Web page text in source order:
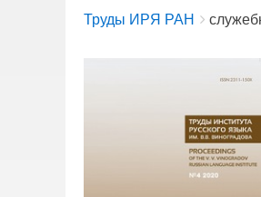
Breadcrumbs
You
Труды ИРЯ РАН